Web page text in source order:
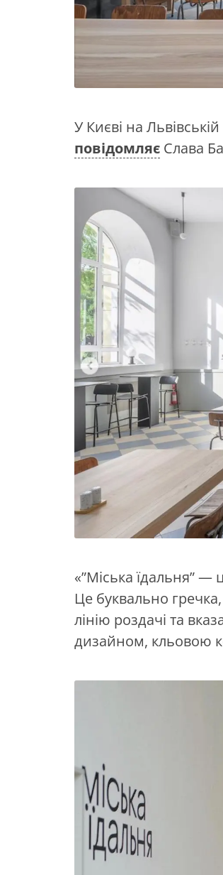
У Києві на
повідомляє Слава
«”Міська їдальня” —
Це буквально
лінію роздачі та
дизайном, кльовою